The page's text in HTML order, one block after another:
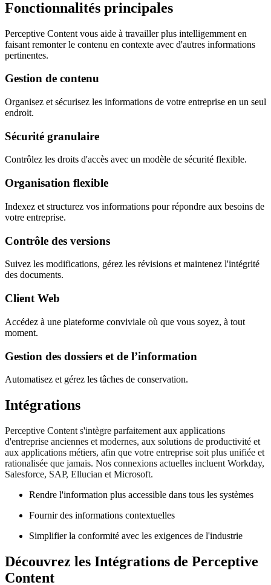
Fonctionnalités principales
Perceptive Content vous aide à travailler plus intelligemment en
faisant remonter le contenu en contexte avec d'autres informations
pertinentes.
Gestion de contenu
Organisez et sécurisez les informations de votre entreprise en un seul
endroit.
Sécurité granulaire
Contrôlez les droits d'accès avec un modèle de sécurité flexible.
Organisation flexible
Indexez et structurez vos informations pour répondre aux besoins de
votre entreprise.
Contrôle des versions
Suivez les modifications, gérez les révisions et maintenez l'intégrité
des documents.
Client Web
Accédez à une plateforme conviviale où que vous soyez, à tout
moment.
Gestion des dossiers et de l’information
Automatisez et gérez les tâches de conservation.
Intégrations
Perceptive Content s'intègre parfaitement aux applications
d'entreprise anciennes et modernes, aux solutions de productivité et
aux applications métiers, afin que votre entreprise soit plus unifiée et
rationalisée que jamais. Nos connexions actuelles incluent Workday,
Salesforce, SAP, Ellucian et Microsoft.
Rendre l'information plus accessible dans tous les systèmes
Fournir des informations contextuelles
Simplifier la conformité avec les exigences de l'industrie
Découvrez les Intégrations de Perceptive
Content